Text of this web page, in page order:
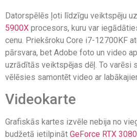
Datorspēlēs ļoti līdzīgu veiktspēju
5900X procesors, kuru var
cenu. Priekšroku Core i7-12700KF
pārsvara, bet Adobe foto un video
uzrādītās veiktspējas dēļ. To varēsi
vēlēsies samontēt video ar
Videokarte
Grafiskās kartes izvēle nebija no
budžetā ietilpināt GeForce RTX